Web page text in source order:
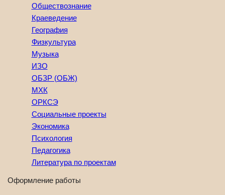
Обществознание
Краеведение
География
Физкультура
Музыка
ИЗО
ОБЗР (ОБЖ)
МХК
ОРКСЭ
Социальные проекты
Экономика
Психология
Педагогика
Литература по проектам
Оформление работы